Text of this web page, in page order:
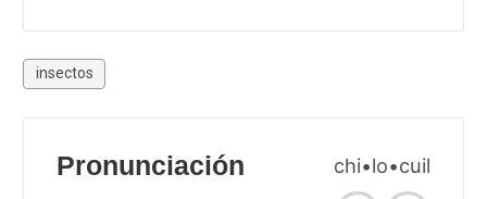
insectos
Pronunciación chi•lo•cuil